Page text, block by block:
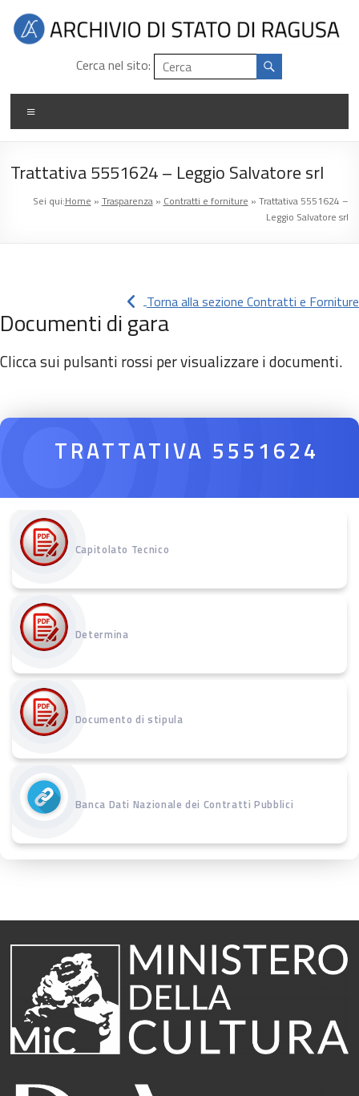
contenuto
Archivio
di
stato
di
Ragusa
Cerca nel sito:
Trattativa 5551624 – Leggio Salvatore srl
Sei qui:Home » Trasparenza» Contratti e forniture » Trattativa 5551624 –
Leggio Salvatore srl
Torna alla sezione Contratti e Forniture
Documenti di gara
Clicca sui pulsanti rossi per visualizzare i documenti.
TRATTATIVA 5551624
Capitolato Tecnico
Determina
Documento di stipula
Banca Dati Nazionale dei Contratti Pubblici